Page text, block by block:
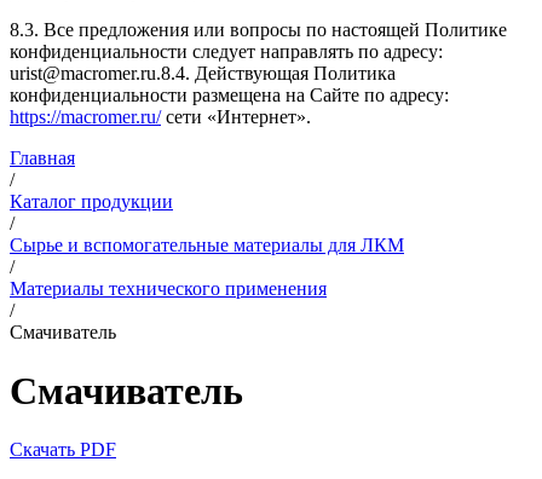
8.3. Все предложения или вопросы по настоящей Политике
конфиденциальности следует направлять по адресу:
urist@macromer.ru.8.4. Действующая Политика
конфиденциальности размещена на Сайте по адресу:
https://macromer.ru/сети «Интернет».
Главная
/
Каталог продукции
/
Сырье и вспомогательные материалы для ЛКМ
/
Материалы технического применения
/
Смачиватель
Смачиватель
Скачать PDF